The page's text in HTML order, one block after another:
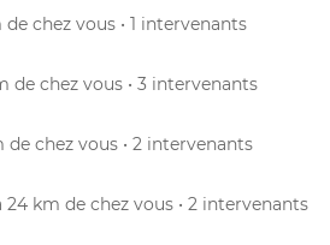
de chez vous • 1 intervenants
de chez vous • 3 intervenants
de chez vous • 2 intervenants
24 km de chez vous • 2 intervenants